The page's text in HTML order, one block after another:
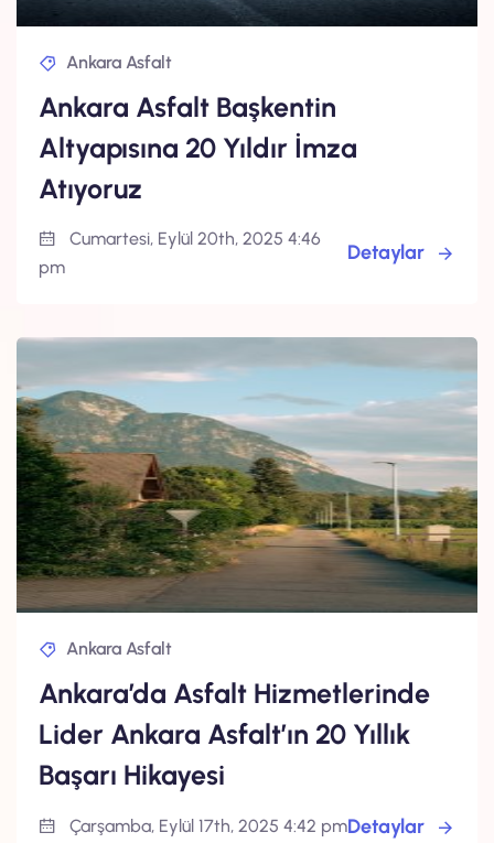
Ankara Asfalt
Ankara Asfalt Başkentin
Altyapısına 20 Yıldır İmza
Atıyoruz
Cumartesi, Eylül 20th, 2025 4:46
pm
Detaylar
Ankara Asfalt
Ankara’da Asfalt Hizmetlerinde
Lider Ankara Asfalt’ın 20 Yıllık
Başarı Hikayesi
Çarşamba, Eylül 17th, 2025 4:42 pmDetaylar